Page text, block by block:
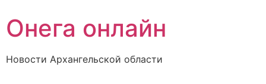
Онега онлайн
Новости Архангельской области